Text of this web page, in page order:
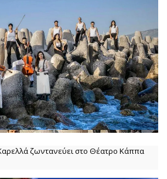
ζωντανεύει στο Θέατρο Κάππα